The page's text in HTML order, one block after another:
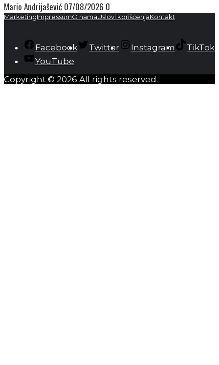
Mario Andrijašević 07/08/2026 0
MarketingImpressumO namaUslovi korišćenjaKontakt
Facebook Twitter Instagram
TikTok
YouTube
Copyright © 2026 All rights reserved.